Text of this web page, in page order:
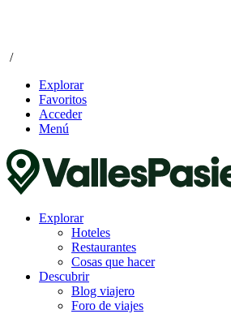
/
Explorar
Favoritos
Acceder
Menú
Explorar
Hoteles
Restaurantes
Cosas que hacer
Descubrir
Blog viajero
Foro de viajes